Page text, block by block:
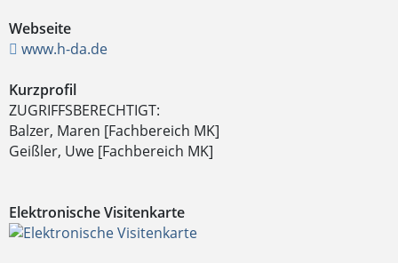
Webseite
www.h-da.de
Kurzprofil
ZUGRIFFSBERECHTIGT:
Balzer, Maren [Fachbereich MK]
Geißler, Uwe [Fachbereich MK]
Elektronische Visitenkarte